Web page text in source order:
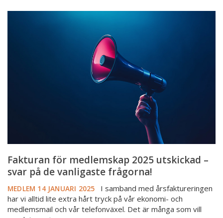
Fakturan
Fakturan för medlemskap 2025 utskickad –
svar på de vanligaste frågorna!
MEDLEM 14 JANUARI 2025
I samband med årsfaktureringen
har vi alltid lite extra hårt tryck på vår ekonomi- och
medlemsmail och vår telefonväxel. Det är många som vill